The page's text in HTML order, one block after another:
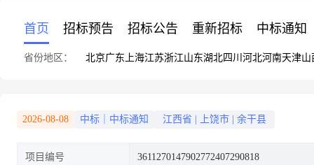
首页 招标预告 招标公告 重新招标 中标通知
省份地区： 北京广东 上海江苏浙江山东湖北四川 河北河南天津山
2026-08-08 中标｜中标通知 江西省 上饶市 余干县
项目编号 3611270147902772407290818